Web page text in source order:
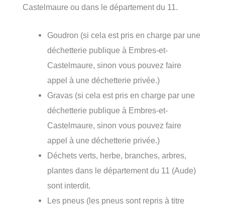
Castelmaure ou dans le département du 11.
Goudron (si cela est pris en charge par une
déchetterie publique à Embres-et-
Castelmaure, sinon vous pouvez faire
appel à une déchetterie privée.)
Gravas (si cela est pris en charge par une
déchetterie publique à Embres-et-
Castelmaure, sinon vous pouvez faire
appel à une déchetterie privée.)
Déchets verts, herbe, branches, arbres,
plantes dans le département du 11 (Aude)
sont interdit.
Les pneus (les pneus sont repris à titre